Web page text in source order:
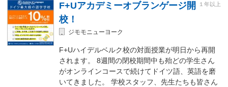
F+Uアカデミーオブランゲージ開
校！
１年以上
ジモモニューヨーク
F+Uハイデルベルク校の対面授業が明日から再開
されます。 8週間の閉校期間中も殆どの学生さん
がオンラインコースで続けてドイツ語、英語を磨
いてきました。 学校スタッフ、先生たちも皆さん